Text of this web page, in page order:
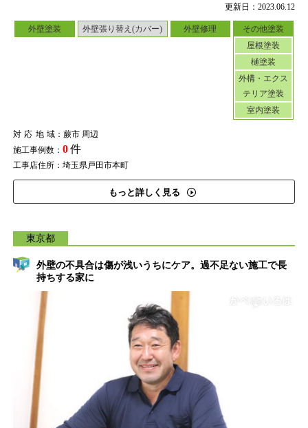
更新日：2023.06.12
外壁塗装 外壁張り替え(カバー) 外壁修理
その他塗装
屋根塗装
樋塗装
外構・エクス
テリア塗装
室内塗装
対応地域：蕨市 周辺
施工事例数： 0件
工事店住所：埼玉県戸田市本町
もっと詳しく見る
東京都
外壁の不具合は傷が浅いうちにケア。過不足ない施工で長
持ちする家に